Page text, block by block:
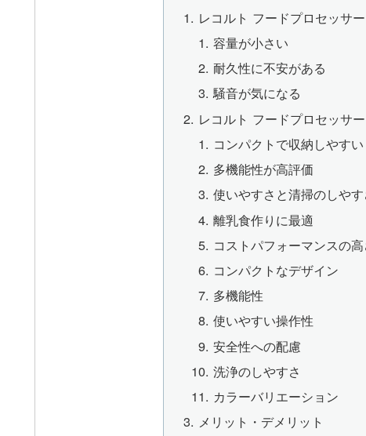
レコルト フードプロセッサ
容量が小さい
耐久性に不安がある
騒音が気になる
レコルト フードプロセッサ
コンパクトで収納しやすい
多機能性が高評価
使いやすさと清掃のしやす
離乳食作りに最適
コストパフォーマンスの高
コンパクトなデザイン
多機能性
使いやすい操作性
安全性への配慮
洗浄のしやすさ
カラーバリエーション
メリット・デメリット